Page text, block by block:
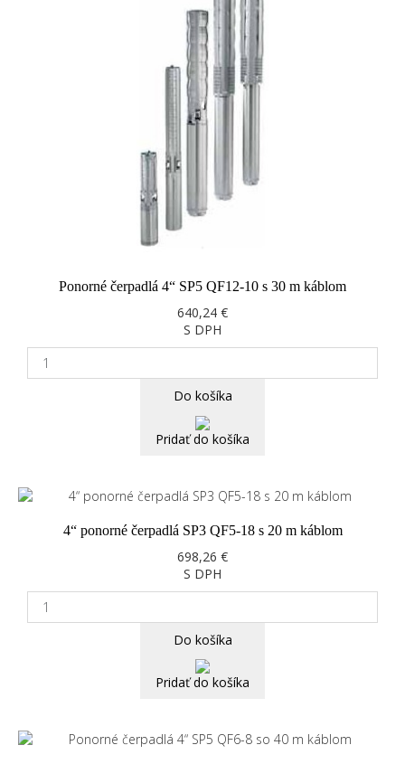
Ponorné čerpadlá 4“ SP5 QF12-10 s 30 m káblom
640,24 €
S DPH
Do košíka
Pridať do košíka
4“ ponorné čerpadlá SP3 QF5-18 s 20 m káblom
698,26 €
S DPH
Do košíka
Pridať do košíka